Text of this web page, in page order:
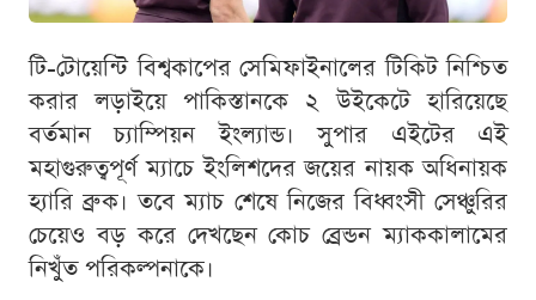
টি-টোয়েন্টি বিশ্বকাপের সেমিফাইনালের টিকিট নিশ্চিত
করার লড়াইয়ে পাকিস্তানকে ২ উইকেটে হারিয়েছে
বর্তমান চ্যাম্পিয়ন ইংল্যান্ড। সুপার এইটের এই
মহাগুরুত্বপূর্ণ ম্যাচে ইংলিশদের জয়ের নায়ক অধিনায়ক
হ্যারি ব্রুক। তবে ম্যাচ শেষে নিজের বিধ্বংসী সেঞ্চুরির
চেয়েও বড় করে দেখছেন কোচ ব্রেন্ডন ম্যাককালামের
নিখুঁত পরিকল্পনাকে।